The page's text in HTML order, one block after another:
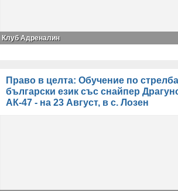
Клуб Адреналин
Право в целта: Обучение по
български език със снайпер
АК-47 - на 23 Август, в с. Лозен